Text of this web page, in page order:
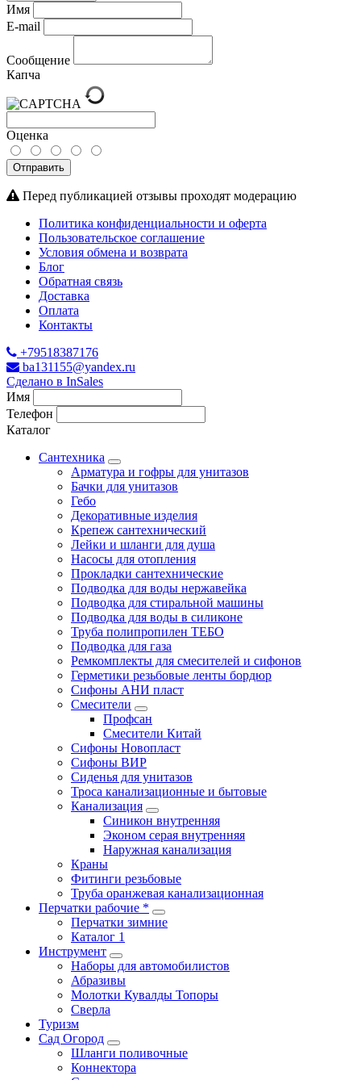
Имя
E-mail
Сообщение
Капча
Оценка
Отправить
Перед публикацией отзывы проходят модерацию
Политика конфиденциальности и оферта
Пользовательское соглашение
Условия обмена и возврата
Блог
Обратная связь
Доставка
Оплата
Контакты
+79518387176
ba131155@yandex.ru
Сделано в InSales
Имя
Телефон
Каталог
Сантехника
Арматура и гофры для унитазов
Бачки для унитазов
Гебо
Декоративные изделия
Крепеж сантехнический
Лейки и шланги для душа
Насосы для отопления
Прокладки сантехнические
Подводка для воды нержавейка
Подводка для стиральной машины
Подводка для воды в силиконе
Труба полипропилен ТЕБО
Подводка для газа
Ремкомплекты для смесителей и сифонов
Герметики резьбовые ленты бордюр
Сифоны АНИ пласт
Смесители
Профсан
Смесители Китай
Сифоны Новопласт
Сифоны ВИР
Сиденья для унитазов
Троса канализационные и бытовые
Канализация
Синикон внутренняя
Эконом серая внутренняя
Наружная канализация
Краны
Фитинги резьбовые
Труба оранжевая канализационная
Перчатки рабочие *
Перчатки зимние
Каталог 1
Инструмент
Наборы для автомобилистов
Абразивы
Молотки Кувалды Топоры
Сверла
Туризм
Сад Огород
Шланги поливочные
Коннектора